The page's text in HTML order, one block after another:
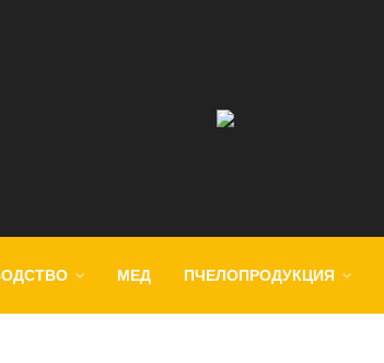
МЕД ПЧЕЛОПРОДУКЦИЯ